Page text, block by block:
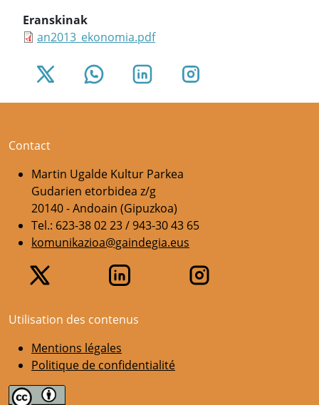
Eranskinak
an2013_ekonomia.pdf
Contact
Martin Ugalde Kultur Parkea
Gudarien etorbidea z/g
20140 - Andoain (Gipuzkoa)
Tel.: 623-38 02 23 / 943-30 43 65
komunikazioa@gaindegia.eus
Utilisation des contenus
Mentions légales
Politique de confidentialité